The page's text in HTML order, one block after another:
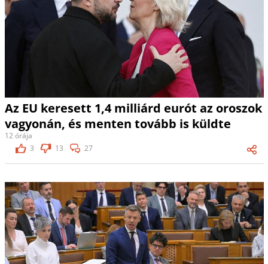
Az EU keresett 1,4 milliárd eurót az oroszok
vagyonán, és menten tovább is küldte
12 órája
3
13 27